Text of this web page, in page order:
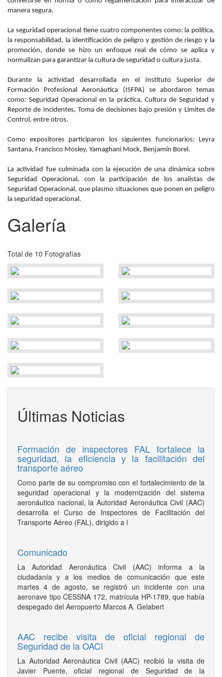
manera segura.
La seguridad operacional tiene cuatro componentes como: la política,
la responsabilidad, la identificación de peligro y gestión de riesgo y la
promoción, donde se hizo un enfoque real de cómo se aplica y
normalizan para garantizar la cultura de seguridad o cultura justa.
Durante la actividad desarrollada en el Instituto Superior de
Formación Profesional Aeronáutica (ISFPA) se abordaron temas
como: Seguridad Operacional en la práctica, Cultura de Seguridad y
Reporte de Incidentes, Toma de decisiones bajo presión y Límites de
Control, entre otros.
Como expositores participaron los siguientes funcionarios: Leyra
Santana, Francisco Mosley, Yamaghani Mock, Benjamín Borel.
La actividad fue culminada con la ejecución de una dinámica sobre
Seguridad Operacional, con la participación de los analistas de
Seguridad Operacional, que plasmo situaciones que ponen en peligro
la seguridad operacional.
Galería
Total de 10 Fotografías
Últimas Noticias
Formación de inspectores FAL fortalece la
seguridad, la eficiencia y la facilitación del
transporte aéreo
Como parte de su compromiso con el fortalecimiento de la
seguridad operacional y la modernización del sistema
aeronáutico nacional, la Autoridad Aeronáutica Civil (AAC)
desarrolla el Curso de Inspectores de Facilitación del
Transporte Aéreo (FAL), dirigido a l
Comunicado
La Autoridad Aeronáutica Civil (AAC) informa a la
ciudadanía y a los medios de comunicación que este
martes 4 de agosto, se registró un incidente con una
aeronave tipo CESSNA 172, matrícula HP-1789, que había
despegado del Aeropuerto Marcos A. Gelabert
AAC recibe visita de oficial regional de
Seguridad de la OACI
La Autoridad Aeronáutica Civil (AAC) recibió la visita de
Javier Puente, oficial regional de Seguridad de la